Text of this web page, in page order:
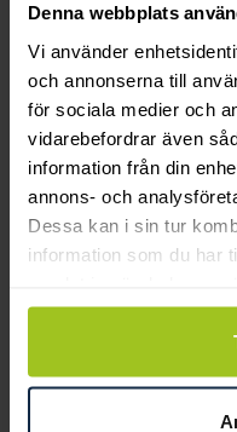
Denna webbplats
Vi använder
och annonserna till
för sociala medier och
vidarebefordrar även
information från din
annons- och
Dessa kan i sin tur
information som du har
Med känsla
Classic är
Ringarna
skickliga